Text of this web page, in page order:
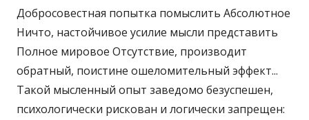
Добросовестная попытка помыслить Абсолютное
Ничто, настойчивое усилие мысли представить
Полное мировое Отсутствие, производит
обратный, поистине ошеломительный эффект...
Такой мысленный опыт заведомо безуспешен,
психологически рискован и логически запрещен: